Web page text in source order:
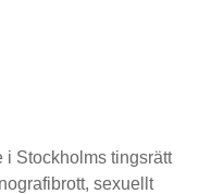
i Stockholms tingsrätt
sexuellt